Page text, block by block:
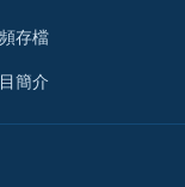
存檔
簡介